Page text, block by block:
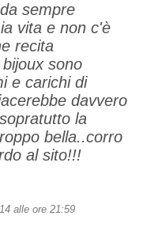
sempre
vita e non c'è
recita
sono
e carichi di
davvero
la
bella..corro
al sito!!!
alle ore 21:59